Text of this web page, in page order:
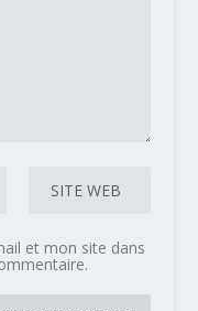
et mon site dans